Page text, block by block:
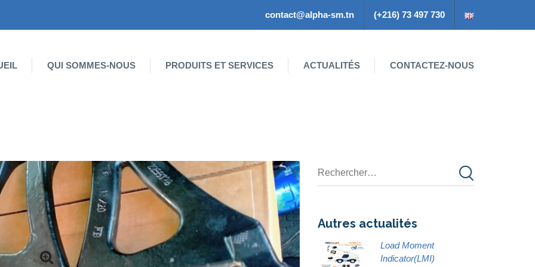
contact@alpha-sm.tn (+216) 73 497 730
QUI SOMMES-NOUS PRODUITS ET SERVICES ACTUALITÉS CONTACTEZ-NOUS
Autres actualités
Load Moment
Indicator(LMI)